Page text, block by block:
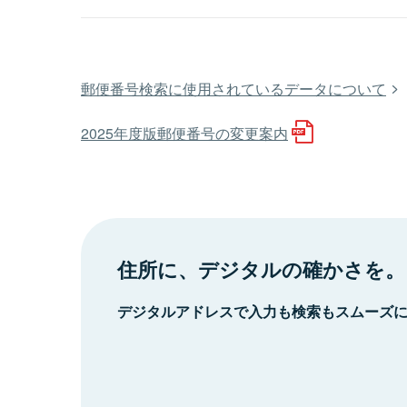
郵便番号検索に使用されているデータについて
2025年度版郵便番号の変更案内
住所に、デジタルの確かさを。
デジタルアドレスで入力も検索もスムーズ